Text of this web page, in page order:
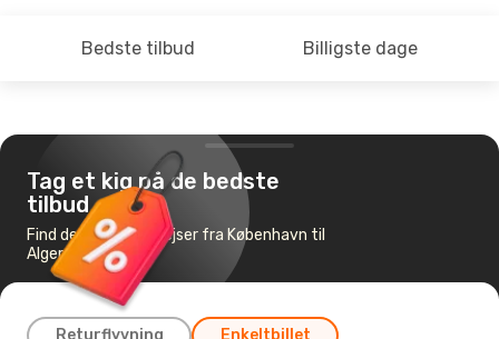
Bedste tilbud Billigste dage
Tag et kig på de bedste
tilbud
Find de billigste flyrejser fra København til
Alger
Returflyvning Enkeltbillet